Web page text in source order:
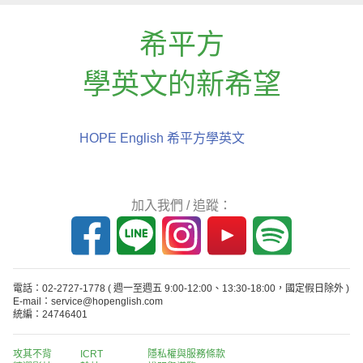
希平方
學英文的新希望
HOPE English 希平方學英文
加入我們 / 追蹤：
電話：02-2727-1778 ( 週一至週五 9:00-12:00、13:30-18:00，國定假日除外 )
E-mail：service@hopenglish.com
統編：24746401
攻其不背
ICRT
隱私權與服務條款